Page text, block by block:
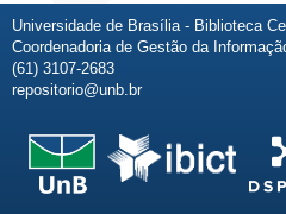
Universidade de Brasília - Biblioteca
Coordenadoria de Gestão da
(61) 3107-2683
repositorio@unb.br